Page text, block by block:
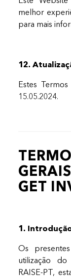
melhor
para mais
12.
Estes
15.05.2024.
GET
1.
Os
utilização
RAISE-PT,